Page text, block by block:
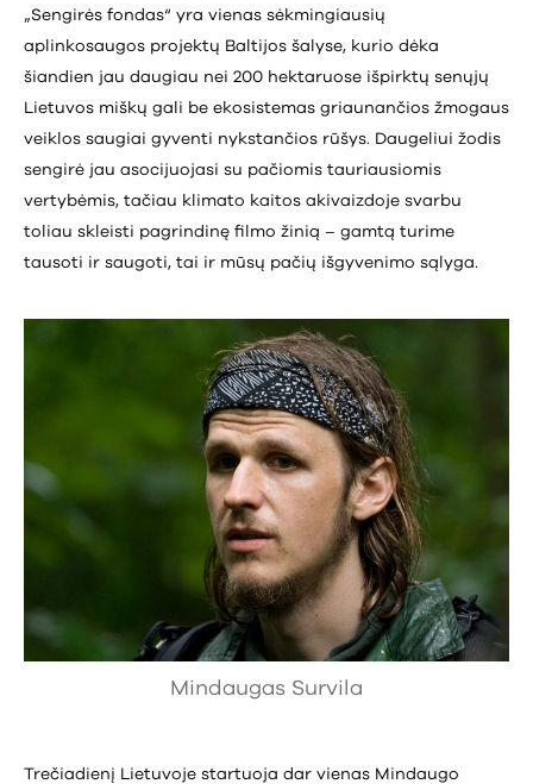
„Sengirės fondas“ yra vienas sėkmingiausių
aplinkosaugos projektų Baltijos šalyse, kurio dėka
šiandien jau daugiau nei 200 hektaruose išpirktų senųjų
Lietuvos miškų gali be ekosistemas griaunančios žmogaus
veiklos saugiai gyventi nykstančios rūšys. Daugeliui žodis
sengirė jau asocijuojasi su pačiomis tauriausiomis
vertybėmis, tačiau klimato kaitos akivaizdoje svarbu
toliau skleisti pagrindinę filmo žinią – gamtą turime
tausoti ir saugoti, tai ir mūsų pačių išgyvenimo sąlyga.
Mindaugas Survila
Trečiadienį Lietuvoje startuoja dar vienas Mindaugo